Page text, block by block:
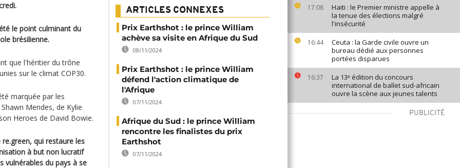
17:08
Haïti : le Premier ministre appelle à
la tenue des élections malgré
l'insécurité
16:44
Ceuta : la Garde civile ouvre un
bureau dédié aux personnes
portées disparues
16:37
La 13ᵉ édition du concours
international de ballet sud-africain
ouvre la scène aux jeunes talents
PUBLICITÉ
le point culminant du
brésilienne.
que l'héritier du trône
sur le climat COP30.
marquée par les
Mendes, de Kylie
Heroes de David Bowie.
qui restaure les
à but non lucratif
vulnérables du pays à se
ARTICLES CONNEXES
Prix Earthshot : le prince William
achève sa visite en Afrique du Sud
08/11/2024
Prix Earthshot : le prince William
défend l'action climatique de
l'Afrique
07/11/2024
Afrique du Sud : le prince William
rencontre les finalistes du prix
Earthshot
07/11/2024